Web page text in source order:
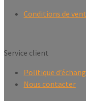
Conditions de
Service client
Politique
Nous contacter